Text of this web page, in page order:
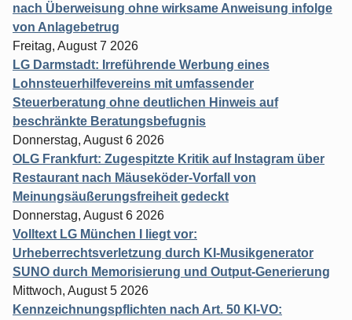
nach Überweisung ohne wirksame Anweisung infolge
von Anlagebetrug
Freitag, August 7 2026
LG Darmstadt: Irreführende Werbung eines
Lohnsteuerhilfevereins mit umfassender
Steuerberatung ohne deutlichen Hinweis auf
beschränkte Beratungsbefugnis
Donnerstag, August 6 2026
OLG Frankfurt: Zugespitzte Kritik auf Instagram über
Restaurant nach Mäuseköder-Vorfall von
Meinungsäußerungsfreiheit gedeckt
Donnerstag, August 6 2026
Volltext LG München I liegt vor:
Urheberrechtsverletzung durch KI-Musikgenerator
SUNO durch Memorisierung und Output-Generierung
Mittwoch, August 5 2026
Kennzeichnungspflichten nach Art. 50 KI-VO: